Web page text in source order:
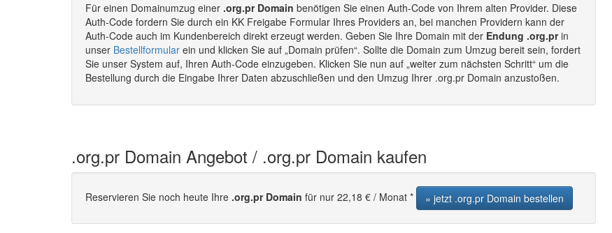
Für einen Domainumzug einer .org.pr Domain benötigen Sie einen Auth-Code von Ihrem alten Provider. Diese
Auth-Code fordern Sie durch ein KK Freigabe Formular Ihres Providers an, bei manchen Providern kann der
Auth-Code auch im Kundenbereich direkt erzeugt werden. Geben Sie Ihre Domain mit der Endung .org.prin
unser Bestellformular ein und klicken Sie auf „Domain prüfen“. Sollte die Domain zum Umzug bereit sein, fordert
Sie unser System auf, Ihren Auth-Code einzugeben. Klicken Sie nun auf „weiter zum nächsten Schritt“ um die
Bestellung durch die Eingabe Ihrer Daten abzuschließen und den Umzug Ihrer .org.pr Domain anzustoßen.
.org.pr Domain Angebot / .org.pr Domain kaufen
Reservieren Sie noch heute Ihre .org.pr Domain für nur 22,18 € / Monat * » jetzt .org.pr Domain bestellen